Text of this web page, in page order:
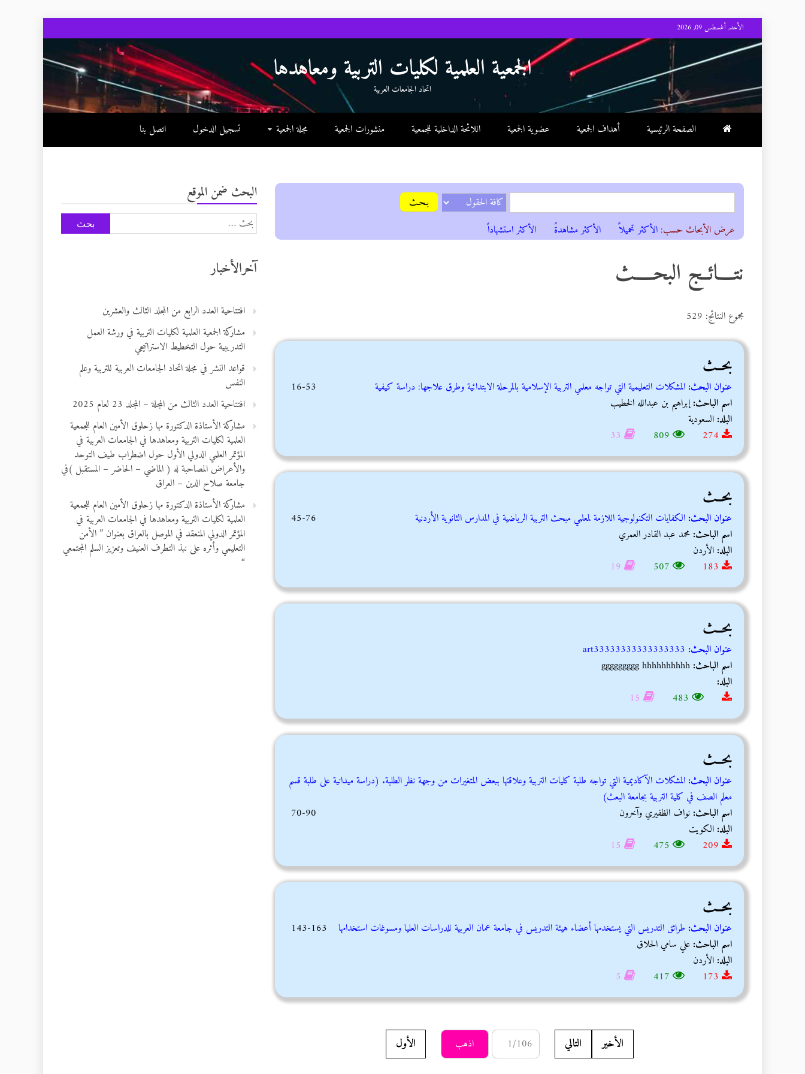
to
content
الأحد, أغسطس 09, 2026
الجمعية العلمية لكليات التربية ومعاهدها
اتحاد الجامعات العربية
الصفحة الرئيسية أهداف الجمعية عضوية الجمعية اللائحة الداخلية للجمعية منشورات الجمعية مجلة الجمعية تسجيل الدخول اتصل بنا
بـحـث
عرض الأبحاث حسب: الأكثر تحميلاً الأكثر مشاهدةً الأكثر استشهاداً
نتــــائــج البحـــــث
مجموع النتائج: 529
بحــث
عنوان البحث: المشكلات التعليمية التي تواجه معلمي التربية الإسلامية بالمرحلة الابتدائية وطرق علاجها: دراسة كيفية
16-53
اسم الباحث:إبراهيم بن عبدالله الخطيب
البلد: السعودية
274
809
33
بحــث
عنوان البحث: الكفايات التكنولوجية اللازمة لمعلمي مبحث التربية الرياضية في المدارس الثانوية الأردنية
45-76
اسم الباحث: محمد عبد القادر العمري
البلد: الأردن
183
507
19
بحــث
عنوان البحث: art33333333333333333
اسم الباحث: ggggggggg hhhhhhhhhh
البلد:
483
15
بحــث
عنوان البحث: المشكلات الآكاديمية التي تواجه طلبة كليات التربية وعلاقتها ببعض المتغيرات من وجهة نظر الطلبة. (دراسة ميدانية على طلبة قسم
معلم الصف في كلية التربية بجامعة البعث)
70-90
اسم الباحث: نواف الظفيري وآخرون
البلد: الكويت
209
475
15
بحــث
عنوان البحث: طرائق التدريس التي يستخدمها أعضاء هيئة التدريس في جامعة عمان العربية للدراسات العليا ومسوغات استخدامها
143-163
اسم الباحث: علي سامي الحلاق
البلد: الأردن
173
417
5
الأول اذهب التالي الأخير
البحث ضمن الموقع
البحث
عن:
آخرالأخبار
افتتاحية العدد الرابع من المجلد الثالث والعشرين
مشاركة الجمعية العلمية لكليات التربية في ورشة العمل
التدريبية حول التخطيط الاستراتيجي
قواعد النشر في مجلة اتحاد الجامعات العربية للتربية وعلم
النفس
افتتاحية العدد الثالث من المجلة – المجلد 23 لعام 2025
مشاركة الأستاذة الدكتورة مها زحلوق الأمين العام للجمعية
العلمية لكليات التربية ومعاهدها في الجامعات العربية في
المؤتمر العلمي الدولي الأول حول اضطراب طيف التوحد
والأعراض المصاحبة له ( الماضي – الحاضر – المستقبل )في
جامعة صلاح الدين – العراق
مشاركة الأستاذة الدكتورة مها زحلوق الأمين العام للجمعية
العلمية لكليات التربية ومعاهدها في الجامعات العربية في
المؤتمر الدولي المنعقد في الموصل بالعراق بعنوان ” الأمن
التعليمي وأثره على نبذ التطرف العنيف وتعزيز السلم المجتمعي
“